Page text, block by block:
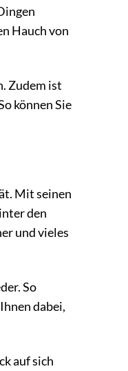
Hauch von
Zudem ist
können Sie
Mit seinen
den
und vieles
So
dabei,
auf sich